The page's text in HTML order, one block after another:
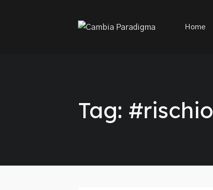
Home
Tag: #rischio